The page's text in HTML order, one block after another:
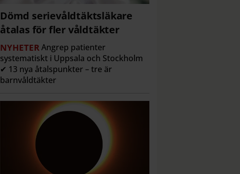
Dömd serievåldtäktsläkare
åtalas för fler våldtäkter
NYHETERAngrep patienter
systematiskt i Uppsala och Stockholm
✔ 13 nya åtalspunkter – tre är
barnvåldtäkter